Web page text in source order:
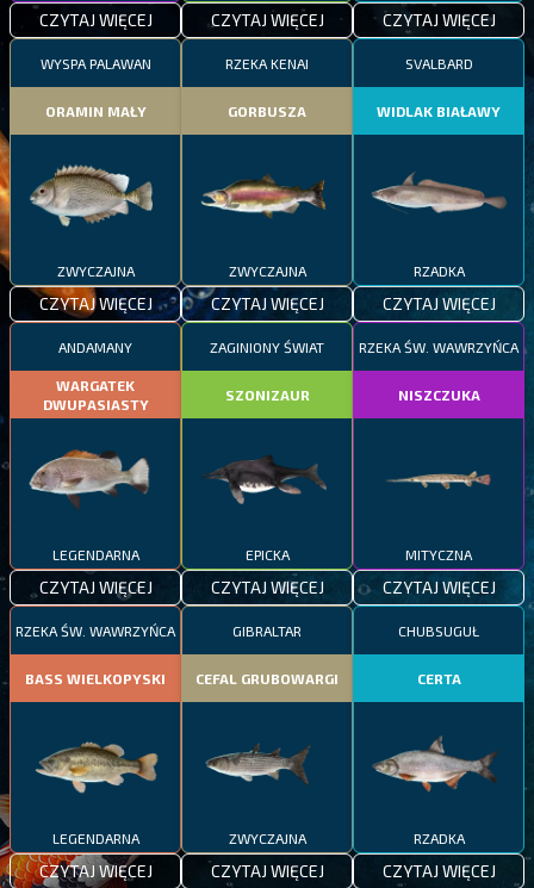
CZYTAJ WIĘCEJ CZYTAJ WIĘCEJ CZYTAJ WIĘCEJ
WYSPA PALAWAN
ORAMIN MAŁY
ZWYCZAJNA
CZYTAJ WIĘCEJ
RZEKA KENAI
GORBUSZA
ZWYCZAJNA
CZYTAJ WIĘCEJ
SVALBARD
WIDLAK BIAŁAWY
RZADKA
CZYTAJ WIĘCEJ
ANDAMANY
WARGATEK
DWUPASIASTY
LEGENDARNA
CZYTAJ WIĘCEJ
ZAGINIONY ŚWIAT
SZONIZAUR
EPICKA
CZYTAJ WIĘCEJ
RZEKA ŚW. WAWRZYŃCA
NISZCZUKA
MITYCZNA
CZYTAJ WIĘCEJ
RZEKA ŚW. WAWRZYŃCA
BASS WIELKOPYSKI
LEGENDARNA
CZYTAJ WIĘCEJ
GIBRALTAR
CEFAL GRUBOWARGI
ZWYCZAJNA
CZYTAJ WIĘCEJ
CHUBSUGUŁ
CERTA
RZADKA
CZYTAJ WIĘCEJ